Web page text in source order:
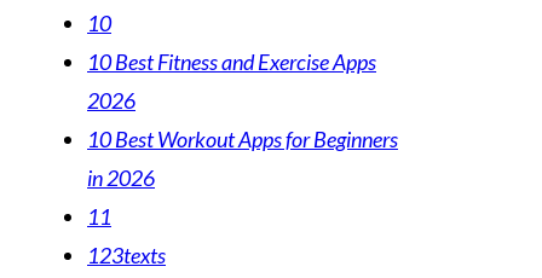
10
10 Best Fitness and Exercise Apps
2026
10 Best Workout Apps for Beginners
in 2026
11
123texts